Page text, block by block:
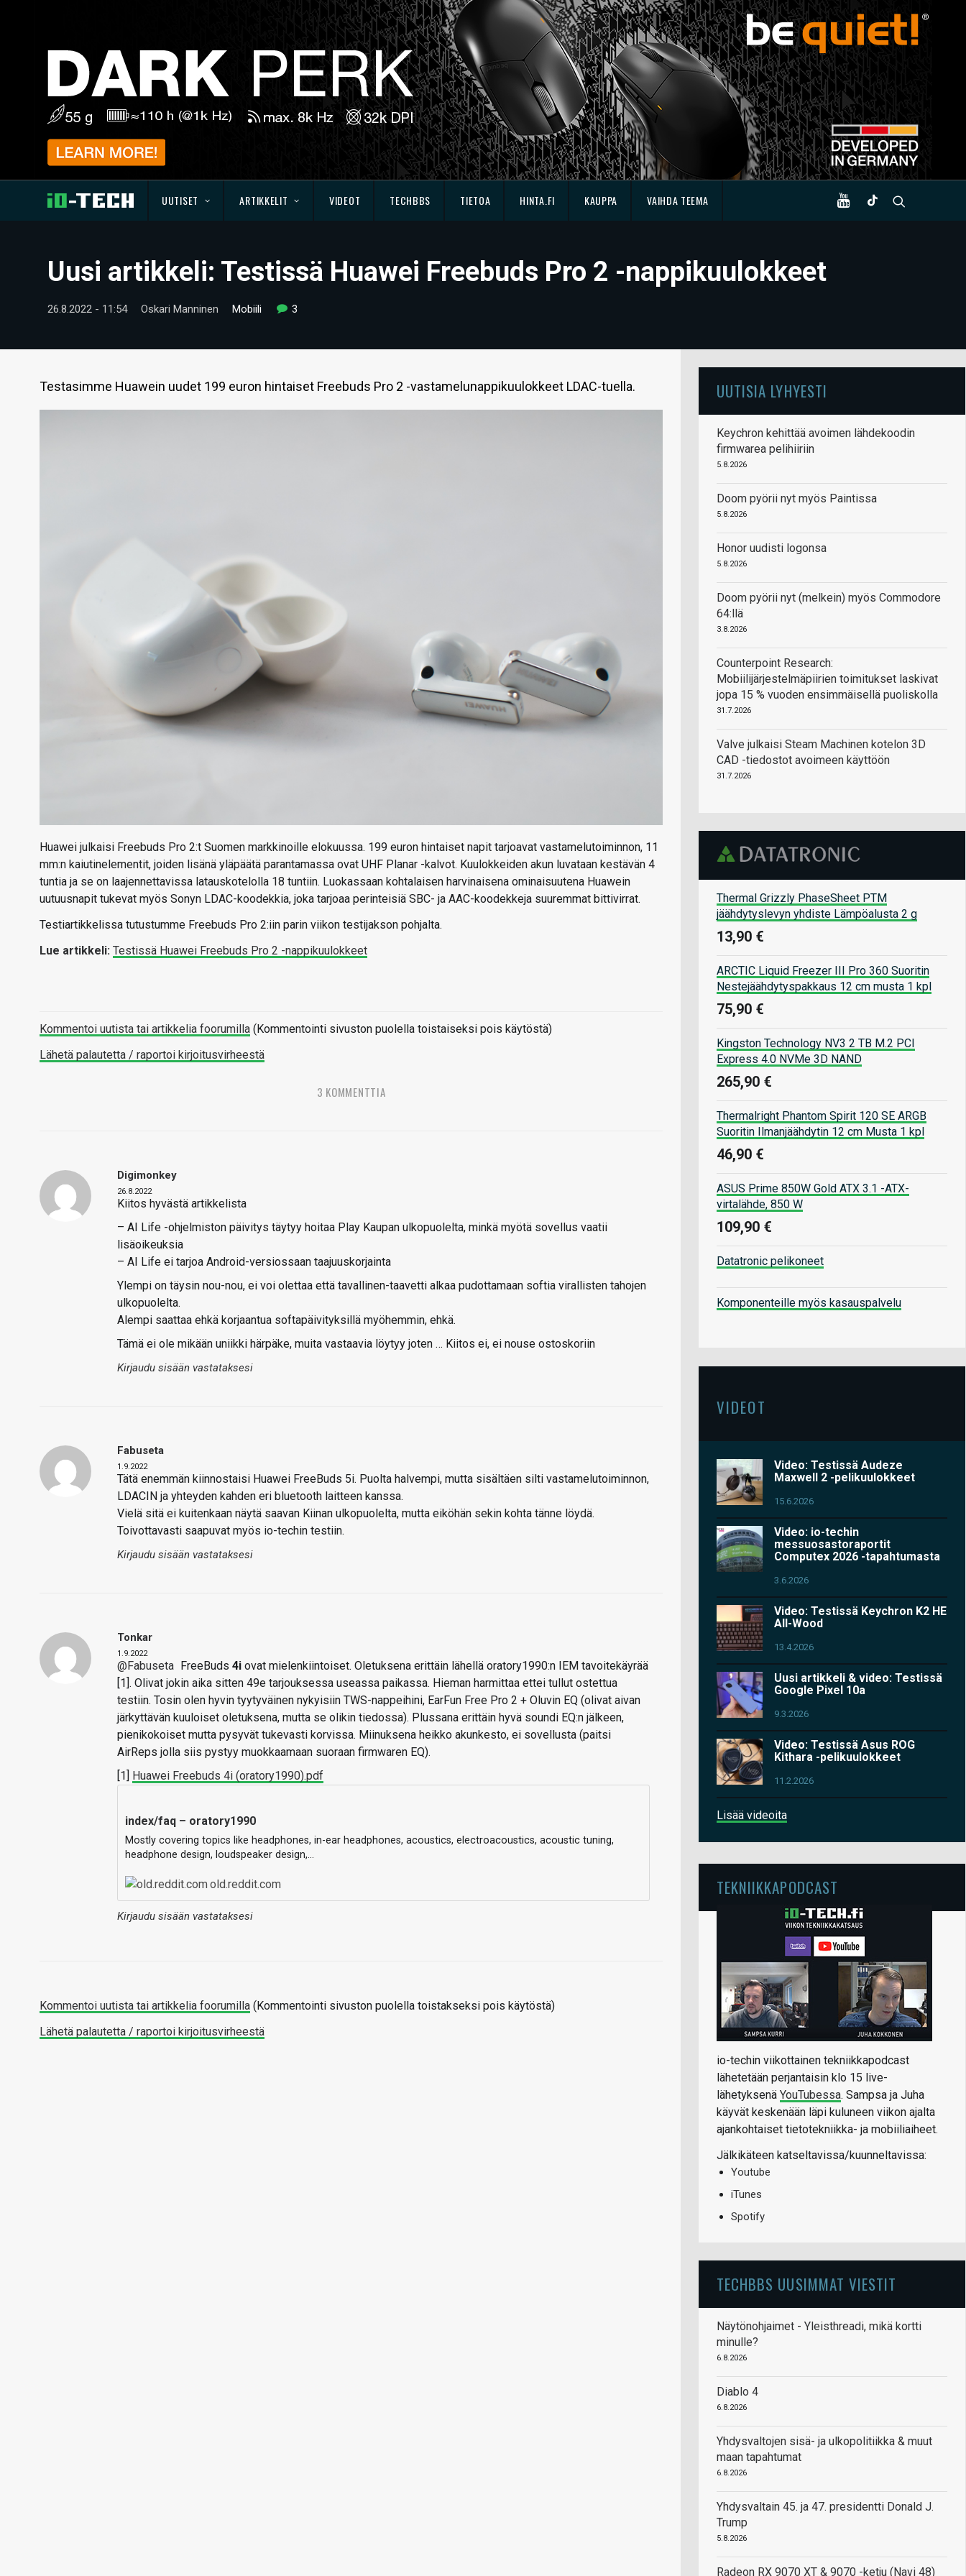
UUTISET ARTIKKELIT VIDEOT TECHBBS TIETOA HINTA.FI KAUPPA VAIHDA TEEMA
Uusi artikkeli: Testissä Huawei Freebuds Pro 2 -nappikuulokkeet
26.8.2022 - 11:54 Oskari Manninen Mobiili 3
Testasimme Huawein uudet 199 euron hintaiset Freebuds Pro 2 -vastamelunappikuulokkeet LDAC-tuella.
Huawei julkaisi Freebuds Pro 2:t Suomen markkinoille elokuussa. 199 euron hintaiset napit tarjoavat vastamelutoiminnon, 11
mm:n kaiutinelementit, joiden lisänä yläpäätä parantamassa ovat UHF Planar -kalvot. Kuulokkeiden akun luvataan kestävän 4
tuntia ja se on laajennettavissa latauskotelolla 18 tuntiin. Luokassaan kohtalaisen harvinaisena ominaisuutena Huawein
uutuusnapit tukevat myös Sonyn LDAC-koodekkia, joka tarjoaa perinteisiä SBC- ja AAC-koodekkeja suuremmat bittivirrat.
Testiartikkelissa tutustumme Freebuds Pro 2:iin parin viikon testijakson pohjalta.
Lue artikkeli: Testissä Huawei Freebuds Pro 2 -nappikuulokkeet
Kommentoi uutista tai artikkelia foorumilla (Kommentointi sivuston puolella toistaiseksi pois käytöstä)
Lähetä palautetta / raportoi kirjoitusvirheestä
3 KOMMENTTIA
Digimonkey
26.8.2022
Kiitos hyvästä artikkelista
– AI Life -ohjelmiston päivitys täytyy hoitaa Play Kaupan ulkopuolelta, minkä myötä sovellus vaatii
lisäoikeuksia
– AI Life ei tarjoa Android-versiossaan taajuuskorjainta
Ylempi on täysin nou-nou, ei voi olettaa että tavallinen-taavetti alkaa pudottamaan softia virallisten tahojen
ulkopuolelta.
Alempi saattaa ehkä korjaantua softapäivityksillä myöhemmin, ehkä.
Tämä ei ole mikään uniikki härpäke, muita vastaavia löytyy joten … Kiitos ei, ei nouse ostoskoriin
Kirjaudu sisään vastataksesi
Fabuseta
1.9.2022
Tätä enemmän kiinnostaisi Huawei FreeBuds 5i. Puolta halvempi, mutta sisältäen silti vastamelutoiminnon,
LDACIN ja yhteyden kahden eri bluetooth laitteen kanssa.
Vielä sitä ei kuitenkaan näytä saavan Kiinan ulkopuolelta, mutta eiköhän sekin kohta tänne löydä.
Toivottavasti saapuvat myös io-techin testiin.
Kirjaudu sisään vastataksesi
Tonkar
1.9.2022
@Fabuseta FreeBuds 4i ovat mielenkiintoiset. Oletuksena erittäin lähellä oratory1990:n IEM tavoitekäyrää
[1]. Olivat jokin aika sitten 49e tarjouksessa useassa paikassa. Hieman harmittaa ettei tullut ostettua
testiin. Tosin olen hyvin tyytyväinen nykyisiin TWS-nappeihini, EarFun Free Pro 2 + Oluvin EQ (olivat aivan
järkyttävän kuuloiset oletuksena, mutta se olikin tiedossa). Plussana erittäin hyvä soundi EQ:n jälkeen,
pienikokoiset mutta pysyvät tukevasti korvissa. Miinuksena heikko akunkesto, ei sovellusta (paitsi
AirReps jolla siis pystyy muokkaamaan suoraan firmwaren EQ).
[1]
Huawei Freebuds 4i (oratory1990).pdf
index/faq – oratory1990
Mostly covering topics like headphones, in-ear headphones, acoustics, electroacoustics, acoustic tuning,
headphone design, loudspeaker design,…
old.reddit.com
Kirjaudu sisään vastataksesi
Kommentoi uutista tai artikkelia foorumilla (Kommentointi sivuston puolella toistakseksi pois käytöstä)
Lähetä palautetta / raportoi kirjoitusvirheestä
UUTISIA LYHYESTI
Keychron kehittää avoimen lähdekoodin
firmwarea pelihiiriin
5.8.2026
Doom pyörii nyt myös Paintissa
5.8.2026
Honor uudisti logonsa
5.8.2026
Doom pyörii nyt (melkein) myös Commodore
64:llä
3.8.2026
Counterpoint Research:
Mobiilijärjestelmäpiirien toimitukset laskivat
jopa 15 % vuoden ensimmäisellä puoliskolla
31.7.2026
Valve julkaisi Steam Machinen kotelon 3D
CAD -tiedostot avoimeen käyttöön
31.7.2026
Thermal Grizzly PhaseSheet PTM
jäähdytyslevyn yhdiste Lämpöalusta 2 g
13,90 €
ARCTIC Liquid Freezer III Pro 360 Suoritin
Nestejäähdytyspakkaus 12 cm musta 1 kpl
75,90 €
Kingston Technology NV3 2 TB M.2 PCI
Express 4.0 NVMe 3D NAND
265,90 €
Thermalright Phantom Spirit 120 SE ARGB
Suoritin Ilmanjäähdytin 12 cm Musta 1 kpl
46,90 €
ASUS Prime 850W Gold ATX 3.1 -ATX-
virtalähde, 850 W
109,90 €
Datatronic pelikoneet
Komponenteille myös kasauspalvelu
VIDEOT
Video: Testissä Audeze
Maxwell 2 -pelikuulokkeet
15.6.2026
Video: io-techin
messuosastoraportit
Computex 2026 -tapahtumasta
3.6.2026
Video: Testissä Keychron K2 HE
All-Wood
13.4.2026
Uusi artikkeli & video: Testissä
Google Pixel 10a
9.3.2026
Video: Testissä Asus ROG
Kithara -pelikuulokkeet
11.2.2026
Lisää videoita
TEKNIIKKAPODCAST
io-techin viikottainen tekniikkapodcast
lähetetään perjantaisin klo 15 live-
lähetyksenä YouTubessa. Sampsa ja Juha
käyvät keskenään läpi kuluneen viikon ajalta
ajankohtaiset tietotekniikka- ja mobiiliaiheet.
Jälkikäteen katseltavissa/kuunneltavissa:
Youtube
iTunes
Spotify
TECHBBS UUSIMMAT VIESTIT
Näytönohjaimet - Yleisthreadi, mikä kortti
minulle?
6.8.2026
Diablo 4
6.8.2026
Yhdysvaltojen sisä- ja ulkopolitiikka & muut
maan tapahtumat
6.8.2026
Yhdysvaltain 45. ja 47. presidentti Donald J.
Trump
5.8.2026
Radeon RX 9070 XT & 9070 -ketju (Navi 48)